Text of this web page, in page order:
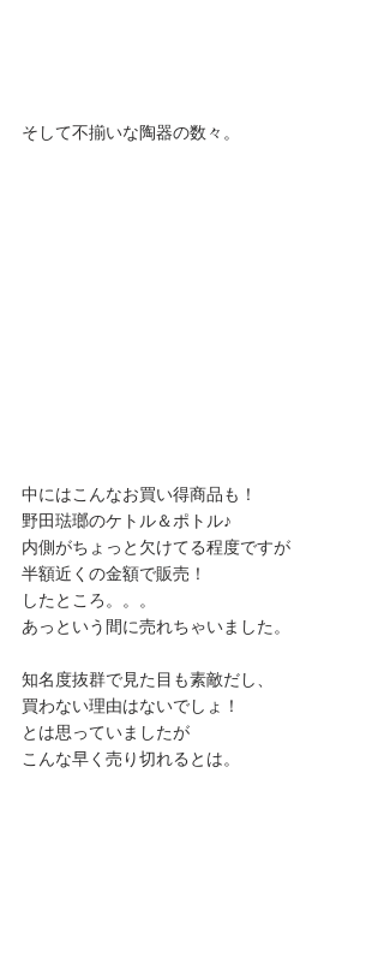
そして不揃いな陶器の数々。
中にはこんなお買い得商品も！
野田琺瑯のケトル＆ポトル♪
内側がちょっと欠けてる程度ですが
半額近くの金額で販売！
したところ。。。
あっという間に売れちゃいました。
知名度抜群で見た目も素敵だし、
買わない理由はないでしょ！
とは思っていましたが
こんな早く売り切れるとは。